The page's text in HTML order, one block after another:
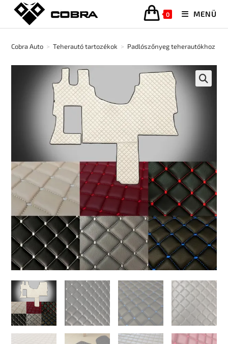
0 MENÜ
Cobra Auto > Teherautó tartozékok > Padlószőnyeg teherautókhoz